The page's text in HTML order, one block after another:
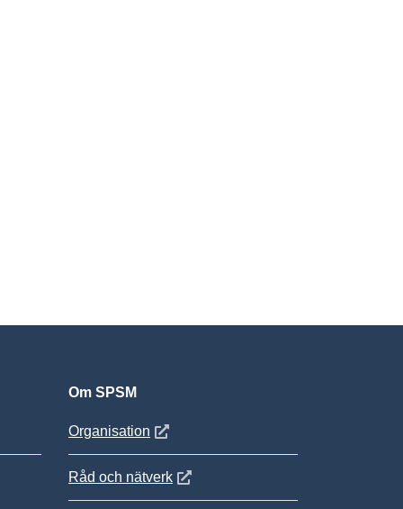
Om SPSM
Organisation Öppnas i nytt fönster
Råd och nätverkÖppnas i nytt fönster